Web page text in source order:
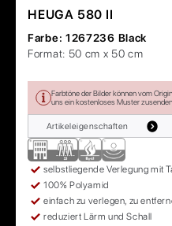
HEUGA 580 II
Farbe: 1267236 Black
Format: 50 cm x 50 cm
Farbtöne der Bilder können vom
uns ein kostenloses Muster
Artikeleigenschaften
selbstliegende Verlegung mit
100% Polyamid
einfach zu verlegen, zu
reduziert Lärm und Schall